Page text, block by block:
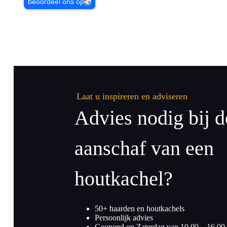
beoordeel ons op
Laat u inspireren en adviseren
Advies nodig bij
aanschaf van een
houtkachel?
50+ haarden en houtkachels
Persoonlijk advies